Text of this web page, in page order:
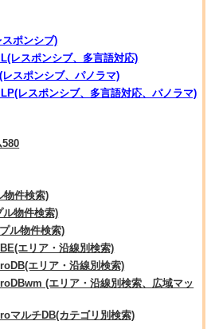
ポンシブ)
レスポンシブ、多言語対応)
スポンシブ、パノラマ)
レスポンシブ、多言語対応、パノラマ)
物件検索)
物件検索)
ル物件検索)
エリア・沿線別検索)
エリア・沿線別検索)
(エリア・沿線別検索、広域マッ
マルチDB(カテゴリ別検索)